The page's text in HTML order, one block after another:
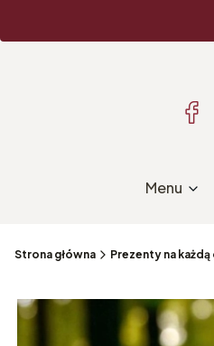
Menu
Strona główna Prezenty na każdą